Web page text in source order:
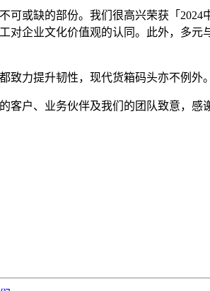
可或缺的部份。我们很高兴荣获「
对企业文化价值观的认同。此外，多
力提升韧性，现代货箱码头亦不例外
户、业务伙伴及我们的团队致意，